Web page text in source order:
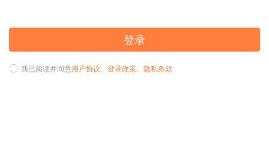
登录
我已阅读并同意用户协议、 登录政策、 隐私条款